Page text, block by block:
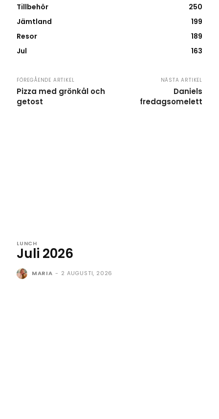
Tillbehör
250
Jämtland
199
Resor
189
Jul
163
FÖREGÅENDE ARTIKEL
Pizza med grönkål och
getost
NÄSTA ARTIKEL
Daniels
fredagsomelett
LUNCH
Juli 2026
MARIA - 2 AUGUSTI, 2026